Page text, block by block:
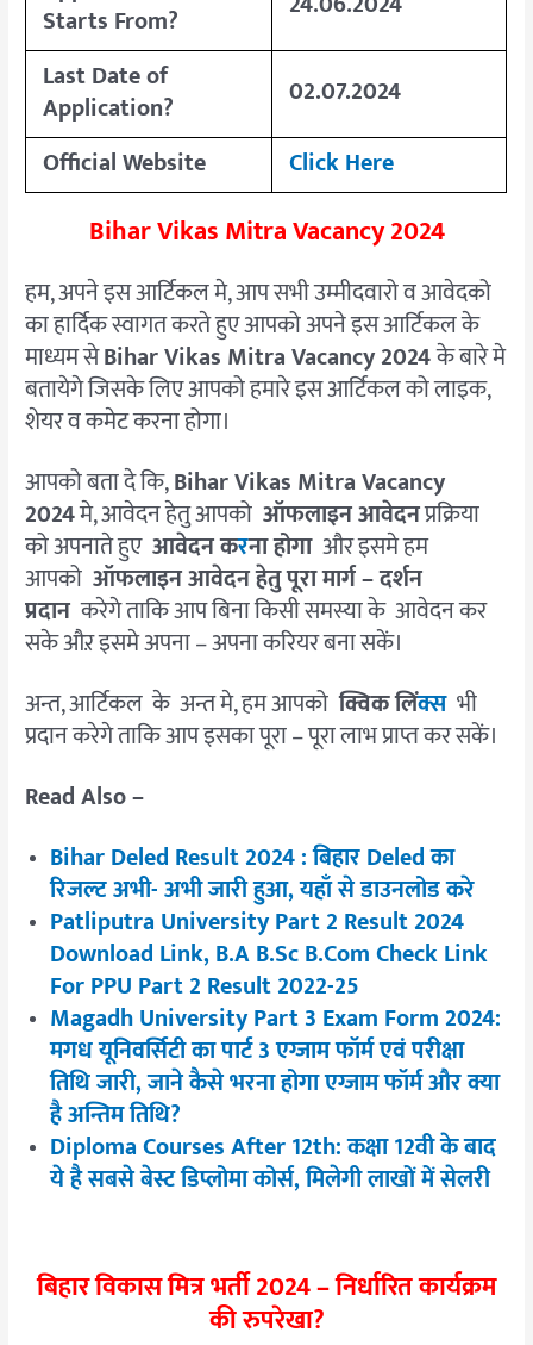
Starts From?
Last Date of
Application?
02.07.2024
Official Website
Click Here
Bihar Vikas Mitra Vacancy 2024
हम, अपने इस आर्टिकल मे, आप सभी उम्मीदवारो व आवेदको
का हार्दिक स्वागत करते हुए आपको अपने इस आर्टिकल के
माध्यम सेBihar Vikas Mitra Vacancy 2024के बारे मे
बतायेगे जिसके लिए आपको हमारे इस आर्टिकल को लाइक,
शेयर व कमेट करना होगा।
आपको बता दे कि,Bihar Vikas Mitra Vacancy
2024मे, आवेदन हेतु आपको ऑफलाइन आवेदनप्रक्रिया
को अपनाते हुए आवेदन करना होगा और इसमे हम
आपको ऑफलाइन आवेदन हेतु पूरा मार्ग – दर्शन
प्रदान करेगे ताकि आप बिना किसी समस्या के आवेदन कर
सके औऱ इसमे अपना – अपना करियर बना सकें।
अन्त, आर्टिकल के अन्त मे, हम आपको क्विक लिंक्स भी
प्रदान करेगे ताकि आप इसका पूरा – पूरा लाभ प्राप्त कर सकें।
Read Also –
Bihar Deled Result 2024 : बिहार Deled का
रिजल्ट अभी- अभी जारी हुआ, यहाँ से डाउनलोड करे
Patliputra University Part 2 Result 2024
Download Link, B.A B.Sc B.Com Check Link
For PPU Part 2 Result 2022-25
Magadh University Part 3 Exam Form 2024:
मगध यूनिवर्सिटी का पार्ट 3 एग्जाम फॉर्म एवं परीक्षा
तिथि जारी, जाने कैसे भरना होगा एग्जाम फॉर्म और क्या
है अन्तिम तिथि?
Diploma Courses After 12th: कक्षा 12वी के बाद
ये है सबसे बेस्ट डिप्लोमा कोर्स, मिलेगी लाखों में सेलरी
बिहार विकास मित्र भर्ती2024 –निर्धारित कार्यक्रम
की रुपरेखा?